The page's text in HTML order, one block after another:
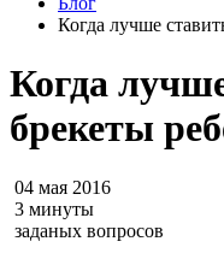
Когда лучше
Когда
брекеты
04 мая 2016
3 минуты
заданых вопросов